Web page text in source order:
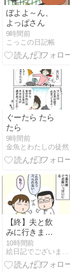
ぼよよ～ん、
よっぱさん
9時間前
こっこの日記帳
ぐーたら たら
たら
9時間前
金魚とわたしの徒然
【終】夫と飲
みに行きまし
て④
10時間前